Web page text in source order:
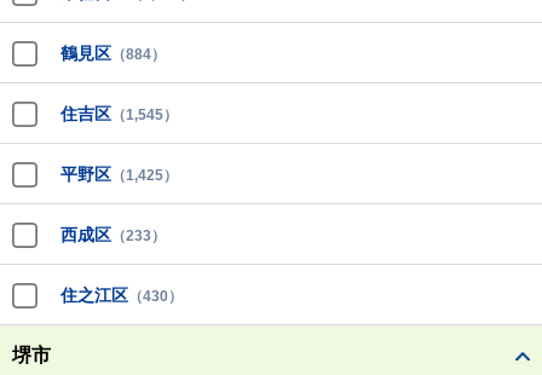
鶴見区 （884）
住吉区 （1,545）
平野区 （1,425）
西成区 （233）
住之江区 （430）
堺市